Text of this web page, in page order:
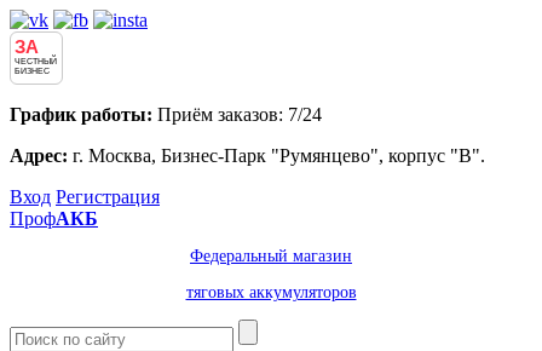
ЗА
ЧЕСТНЫЙ
БИЗНЕС
График работы: Приём заказов: 7/24
Адрес: г. Москва, Бизнес-Парк "Румянцево", корпус "В".
Вход Регистрация
ПрофАКБ
Федеральный магазин
тяговых аккумуляторов